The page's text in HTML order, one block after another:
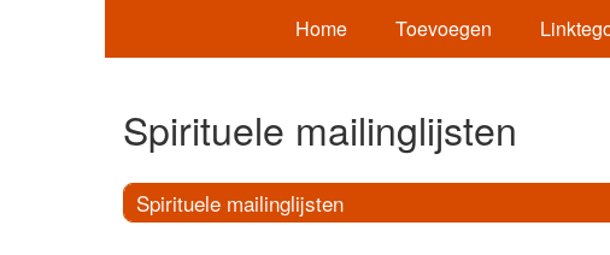
Home Toevoegen
Spirituele mailinglijsten
Spirituele mailinglijsten